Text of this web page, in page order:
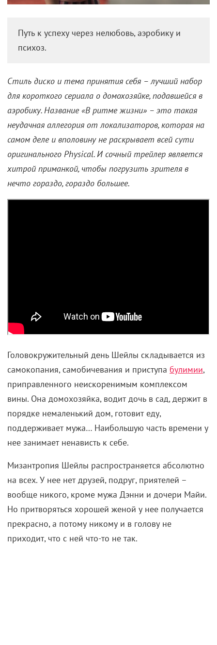
В ритме ненависти к себе:
Чем хорош новый сериал с
Роуз Бирн
Путь к успеху через нелюбовь, аэробику и
психоз.
Стиль диско и тема принятия себя – лучший набор
для короткого сериала о домохозяйке, подавшейся в
неудачная аллегория от локализаторов, которая на
самом деле и вполовину не раскрывает всей сути
оригинального Physical. И сочный трейлер является
хитрой приманкой, чтобы погрузить зрителя в
нечто гораздо, гораздо большее.